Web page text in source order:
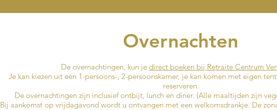
Overnachten
De overnachtingen, kun je direct boeken bij Retraite Centrum
Je kan kiezen uit een 1-persoons-, 2-persoonskamer, je kan komen met eigen
reserveren.
De overnachtingen zijn inclusief ontbijt, lunch en diner. (Alle maaltijden zijn
Bij aankomst op vrijdagavond wordt u ontvangen met een welkomsdrankje. De